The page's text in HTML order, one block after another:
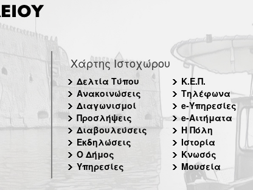
Χάρτης Ιστοχώρου
Δελτία Τύπου
Ανακοινώσεις
Διαγωνισμοί
Προσλήψεις
Διαβουλεύσεις
Εκδηλώσεις
Ο Δήμος
Υπηρεσίες
Κ.Ε.Π.
Τηλέφωνα
e-Υπηρεσίες
e-Αιτήματα
Η Πόλη
Ιστορία
Κνωσός
Μουσεία